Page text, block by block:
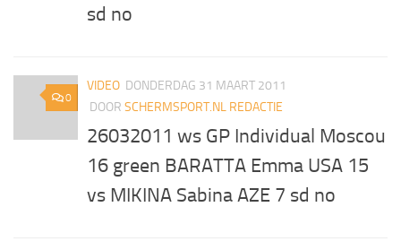
sd no
0
VIDEO DONDERDAG 31 MAART 2011
DOOR SCHERMSPORT.NL REDACTIE
26032011 ws GP Individual Moscou
16 green BARATTA Emma USA 15
vs MIKINA Sabina AZE 7 sd no